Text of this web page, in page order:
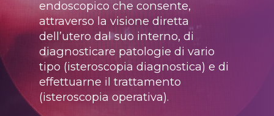
endoscopico che consente,
attraverso la visione diretta
dell’utero dal suo interno, di
diagnosticare patologie di vario
tipo (isteroscopia diagnostica) e di
effettuarne il trattamento
(isteroscopia operativa).